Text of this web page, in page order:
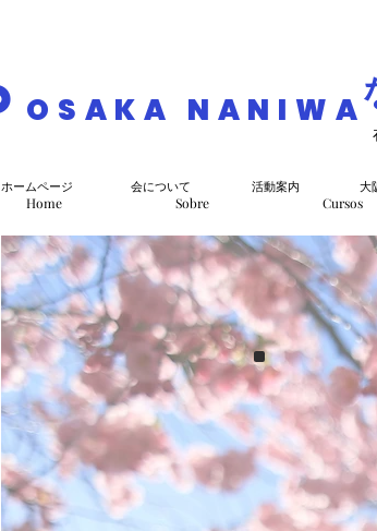
OSAKA
Home Sobre Cursos
ホームページ 会について 活動案内 大